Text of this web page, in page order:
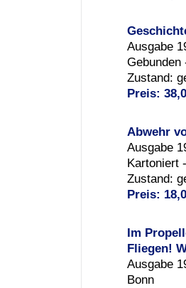
Ausgabe
Zustand:
Preis:
Abwehr
Ausgabe
Kartoniert
Zustand:
Preis:
Im
Fliegen!
Ausgabe
Bonn